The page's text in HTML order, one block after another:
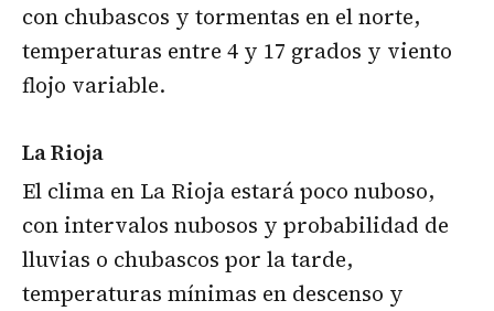
con chubascos y tormentas en el norte,
temperaturas entre 4 y 17 grados y viento
flojo variable.
La Rioja
El clima en La Rioja estará poco nuboso,
con intervalos nubosos y probabilidad de
lluvias o chubascos por la tarde,
temperaturas mínimas en descenso y